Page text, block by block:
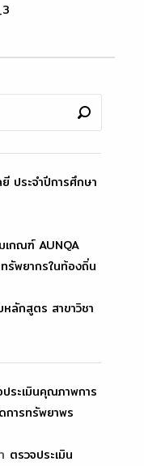
ยี ประจำปีการศึกษา
เกณฑ์ AUNQA
รัพยากรในท้องถิ่น
ลักสูตร สาขาวิชา
ประเมินคุณภาพการ
การทรัพยาพร
ตรวจประเมิน